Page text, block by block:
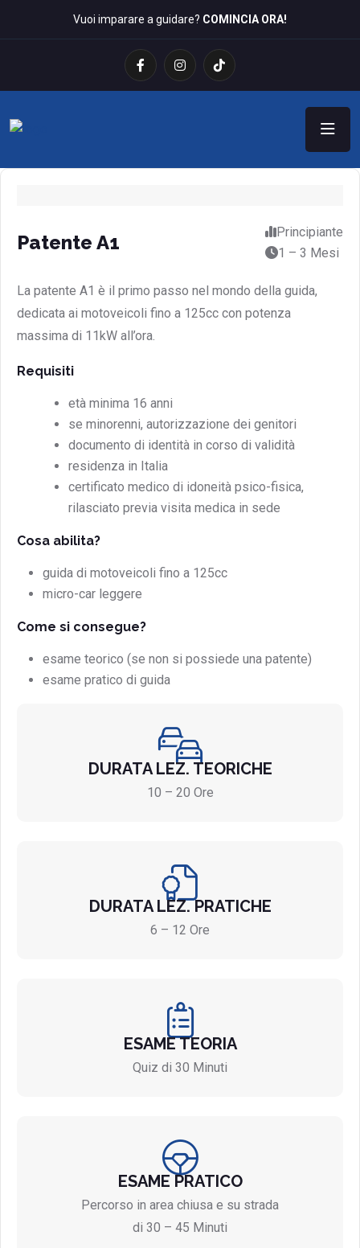
Vuoi imparare a guidare? COMINCIA ORA!
Patente A1
Principiante
1 – 3 Mesi
La patente A1 è il primo passo nel mondo della guida,
dedicata ai motoveicoli fino a 125cc con potenza
massima di 11kW all’ora.
Requisiti
età minima 16 anni
se minorenni, autorizzazione dei genitori
documento di identità in corso di validità
residenza in Italia
certificato medico di idoneità psico-fisica,
rilasciato previa visita medica in sede
Cosa abilita?
guida di motoveicoli fino a 125cc
micro-car leggere
Come si consegue?
esame teorico (se non si possiede una patente)
esame pratico di guida
DURATA LEZ. TEORICHE
10 – 20 Ore
DURATA LEZ. PRATICHE
6 – 12 Ore
ESAME TEORIA
Quiz di 30 Minuti
ESAME PRATICO
Percorso in area chiusa e su strada
di 30 – 45 Minuti